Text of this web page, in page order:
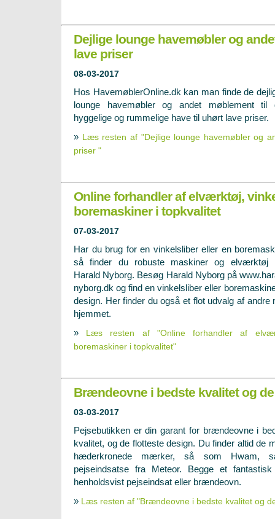
Dejlige lounge havemøbler og
lave priser
08-03-2017
Hos HavemøblerOnline.dk kan man finde de
lounge havemøbler og andet møblement til
hyggelige og rummelige have til uhørt lave priser.
» Læs resten af "Dejlige lounge havemøbler og
priser "
Online forhandler af elværktøj,
boremaskiner i topkvalitet
07-03-2017
Har du brug for en vinkelsliber eller en
så finder du robuste maskiner og elværktøj
Harald Nyborg. Besøg Harald Nyborg på
nyborg.dk og find en vinkelsliber eller
design. Her finder du også et flot udvalg af andre
hjemmet.
» Læs resten af "Online forhandler af
boremaskiner i topkvalitet"
Brændeovne i bedste kvalitet og
03-03-2017
Pejsebutikken er din garant for brændeovne i
kvalitet, og de flotteste design. Du finder altid de
hæderkronede mærker, så som Hwam,
pejseindsatse fra Meteor. Begge et
henholdsvist pejseindsat eller brændeovn.
» Læs resten af "Brændeovne i bedste kvalitet og